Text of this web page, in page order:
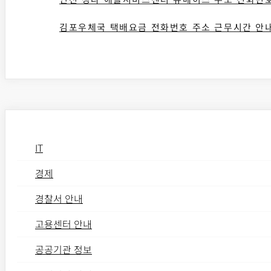
김포우체국 택배요금 전화번호 주소 근무시간 안
IT
경제
경찰서 안내
고용센터 안내
공공기관 정보